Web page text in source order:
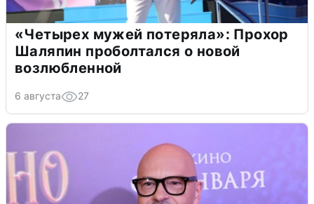
«Четырех мужей потеряла»: Прохор
Шаляпин проболтался о новой
возлюбленной
6 августа 27